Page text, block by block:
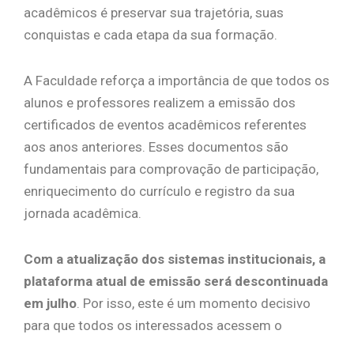
acadêmicos é preservar sua trajetória, suas
conquistas e cada etapa da sua formação.
A Faculdade reforça a importância de que todos os
alunos e professores realizem a emissão dos
certificados de eventos acadêmicos referentes
aos anos anteriores. Esses documentos são
fundamentais para comprovação de participação,
enriquecimento do currículo e registro da sua
jornada acadêmica.
Com a atualização dos sistemas institucionais, a
plataforma atual de emissão será descontinuada
em julho . Por isso, este é um momento decisivo
para que todos os interessados acessem o